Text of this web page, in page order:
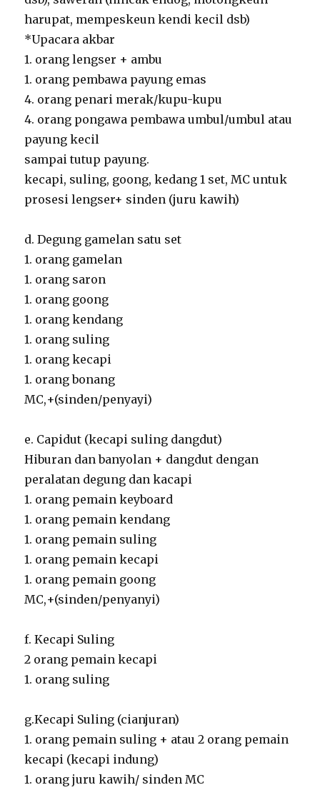
harupat, mempeskeun kendi kecil dsb)
*Upacara akbar
1. orang lengser + ambu
1. orang pembawa payung emas
4. orang penari merak/kupu-kupu
4. orang pongawa pembawa umbul/umbul atau
payung kecil
sampai tutup payung.
kecapi, suling, goong, kedang 1 set, MC untuk
prosesi lengser+ sinden (juru kawih)
d. Degung gamelan satu set
1. orang gamelan
1. orang saron
1. orang goong
1. orang kendang
1. orang suling
1. orang kecapi
1. orang bonang
MC,+(sinden/penyayi)
e. Capidut (kecapi suling dangdut)
Hiburan dan banyolan + dangdut dengan
peralatan degung dan kacapi
1. orang pemain keyboard
1. orang pemain kendang
1. orang pemain suling
1. orang pemain kecapi
1. orang pemain goong
MC,+(sinden/penyanyi)
f. Kecapi Suling
2 orang pemain kecapi
1. orang suling
g.Kecapi Suling (cianjuran)
1. orang pemain suling + atau 2 orang pemain
kecapi (kecapi indung)
1. orang juru kawih/ sinden MC